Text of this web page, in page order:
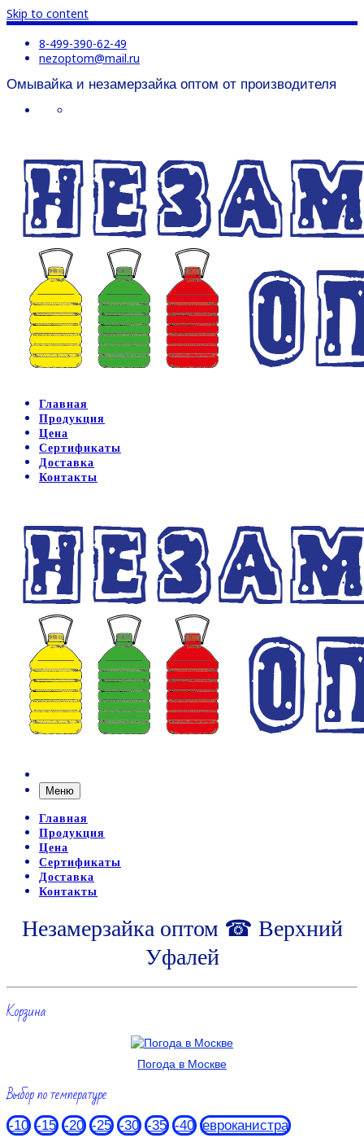
Skip to content
8-499-390-62-49
nezoptom@mail.ru
Омывайка и незамерзайка оптом от производителя
Главная
Продукция
Цена
Сертификаты
Доставка
Контакты
Меню
Главная
Продукция
Цена
Сертификаты
Доставка
Контакты
Незамерзайка оптом ☎ Верхний
Уфалей
Корзина
Погода в Москве
Выбор по температуре
-10 -15 -20 -25 -30 -35 -40 евроканистра